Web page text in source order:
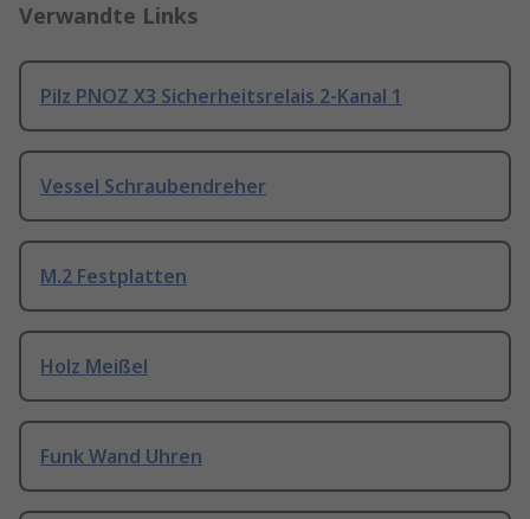
Verwandte Links
Pilz PNOZ X3 Sicherheitsrelais 2-Kanal 1
Vessel Schraubendreher
M.2 Festplatten
Holz Meißel
Funk Wand Uhren